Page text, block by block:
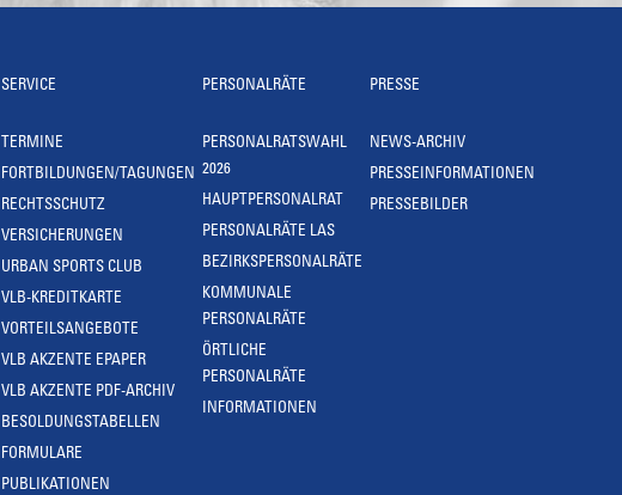
SERVICE
TERMINE
FORTBILDUNGEN/TAGUNGEN
RECHTSSCHUTZ
VERSICHERUNGEN
URBAN SPORTS CLUB
VLB-KREDITKARTE
VORTEILSANGEBOTE
VLB AKZENTE EPAPER
VLB AKZENTE PDF-ARCHIV
BESOLDUNGSTABELLEN
FORMULARE
PUBLIKATIONEN
PERSONALRÄTE
PERSONALRATSWAHL
2026
HAUPTPERSONALRAT
PERSONALRÄTE LAS
BEZIRKSPERSONALRÄTE
KOMMUNALE
PERSONALRÄTE
ÖRTLICHE
PERSONALRÄTE
INFORMATIONEN
PRESSE
NEWS-ARCHIV
PRESSEINFORMATIONEN
PRESSEBILDER